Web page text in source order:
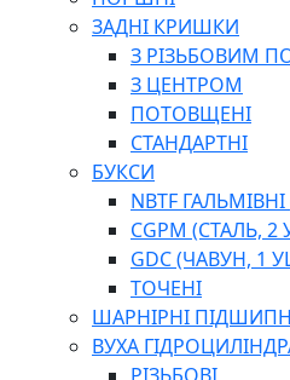
ЗАДНІ КРИШКИ
З РІЗЬБОВИМ
З ЦЕНТРОМ
ПОТОВЩЕНІ
СТАНДАРТНІ
БУКСИ
NBTF
CGPM (СТАЛЬ,
GDC (ЧАВУН, 1
ТОЧЕНІ
ШАРНІРНІ
ВУХА